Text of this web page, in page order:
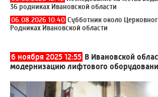
36 родниках Ивановской области
06.08.2026 10:40 Субботник около
Родниках Ивановской области
6 ноября 2025 12:55 В Ивановской
модернизацию лифтового